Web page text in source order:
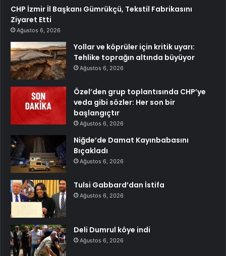
CHP İzmir İl Başkanı Gümrükçü, Tekstil Fabrikasını
Ziyaret Etti
Ağustos 6, 2026
Yollar ve köprüler için kritik uyarı:
Tehlike toprağın altında büyüyor
Ağustos 6, 2026
Özel’den grup toplantısında CHP’ye
veda gibi sözler: Her son bir
başlangıçtır
Ağustos 6, 2026
Niğde’de Damat Kayınbabasını
Bıçakladı
Ağustos 6, 2026
Tulsi Gabbard’dan İstifa
Ağustos 6, 2026
Deli Dumrul köye indi
Ağustos 6, 2026